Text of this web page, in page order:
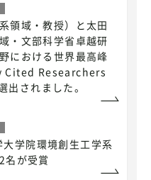
領域・教授）と太田
・文部科学省卓越研
における世界最高峰
Cited Researchers
されました。
学院環境創生工学系
名が受賞